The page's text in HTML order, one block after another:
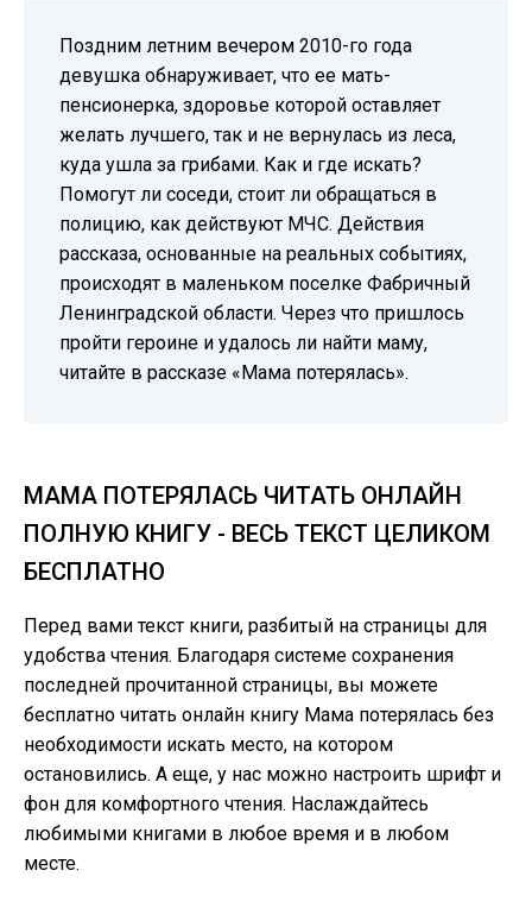
Поздним летним вечером 2010-го года
девушка обнаруживает, что ее мать-
пенсионерка, здоровье которой оставляет
желать лучшего, так и не вернулась из леса,
куда ушла за грибами. Как и где искать?
Помогут ли соседи, стоит ли обращаться в
полицию, как действуют МЧС. Действия
рассказа, основанные на реальных событиях,
происходят в маленьком поселке Фабричный
Ленинградской области. Через что пришлось
пройти героине и удалось ли найти маму,
читайте в рассказе «Мама потерялась».
МАМА ПОТЕРЯЛАСЬ ЧИТАТЬ ОНЛАЙН
ПОЛНУЮ КНИГУ - ВЕСЬ ТЕКСТ ЦЕЛИКОМ
БЕСПЛАТНО
Перед вами текст книги, разбитый на страницы для
удобства чтения. Благодаря системе сохранения
последней прочитанной страницы, вы можете
бесплатно читать онлайн книгу Мама потерялась без
необходимости искать место, на котором
остановились. А еще, у нас можно настроить шрифт и
фон для комфортного чтения. Наслаждайтесь
любимыми книгами в любое время и в любом
месте.